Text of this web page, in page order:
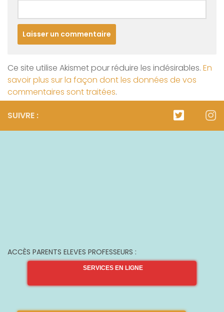
Ce site utilise Akismet pour réduire les indésirables. En
savoir plus sur la façon dont les données de vos
commentaires sont traitées.
SUIVRE :
ACCÈS PARENTS ELEVES PROFESSEURS :
SERVICES EN LIGNE